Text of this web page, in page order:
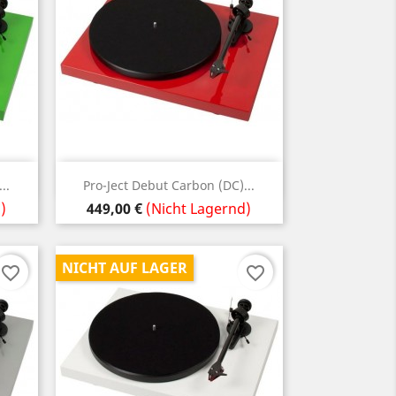
Pro-Ject Debut Carbon (DC)...
Preis
449,00 € (Nicht Lagernd)
Vorschau
favorite_border NICHT AUF LAGER favorite_border